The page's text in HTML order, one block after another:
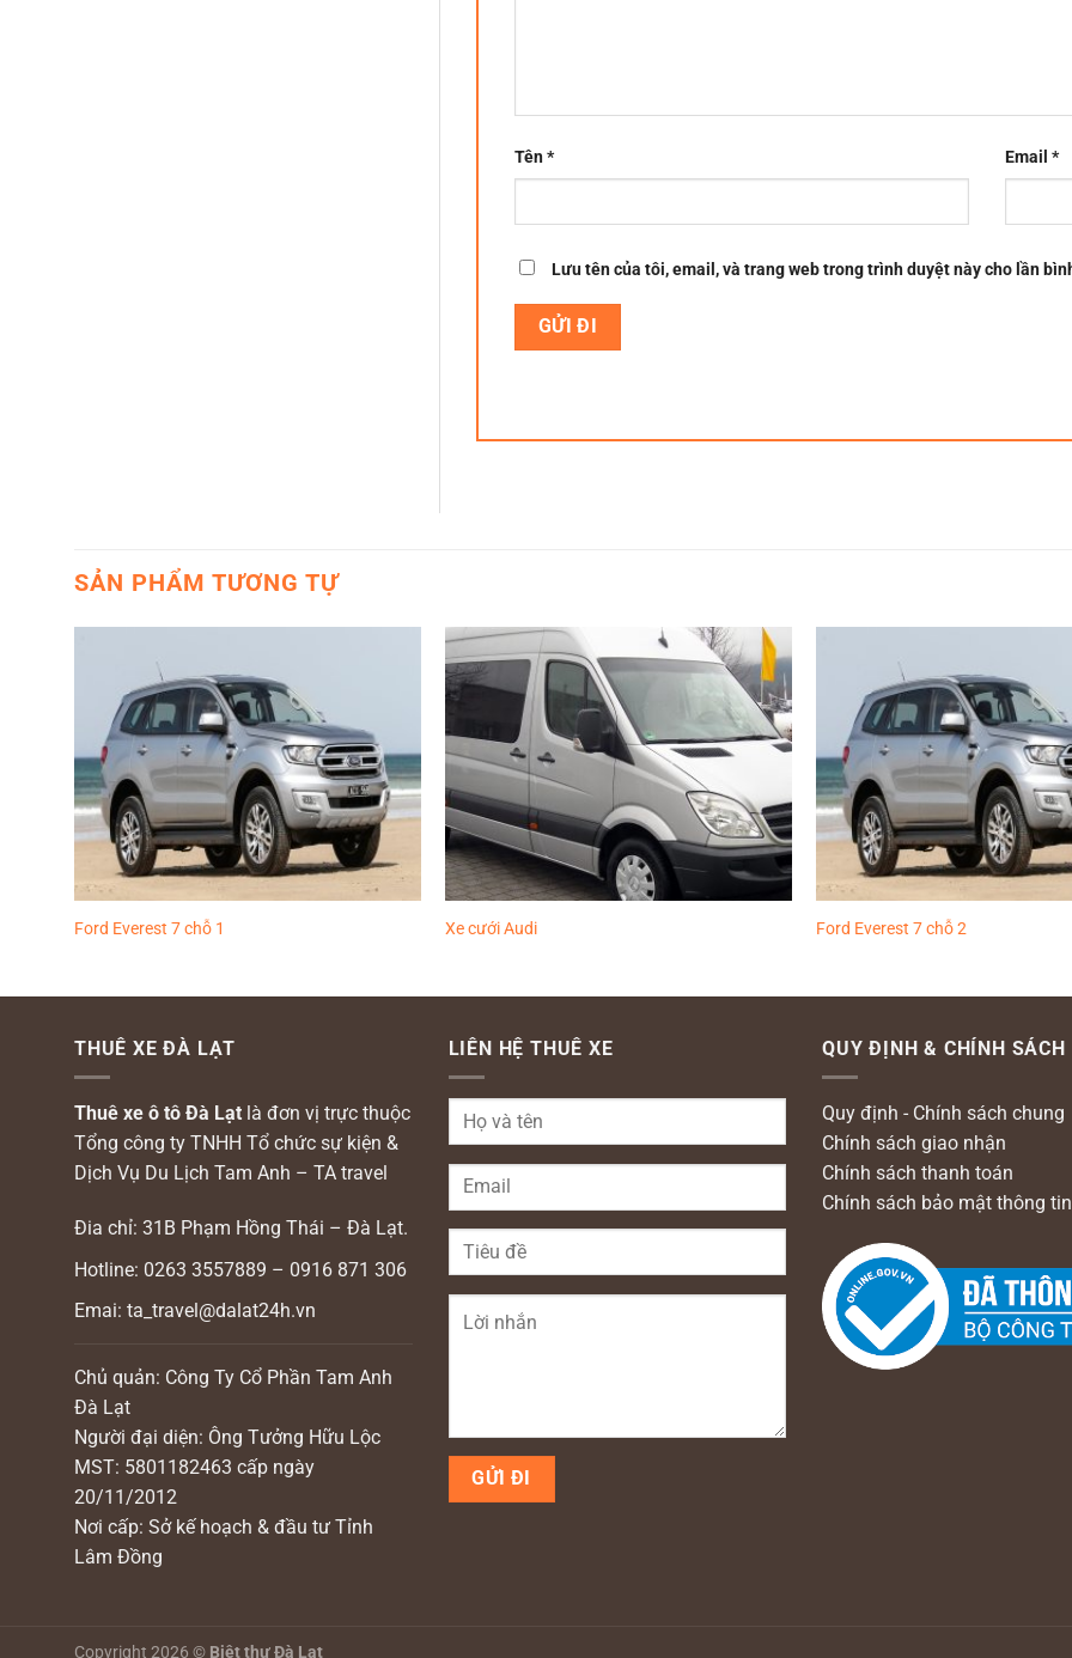
Tên* Email *
Lưu tên của tôi, email, và trang web trong trình duyệt này cho lần
SẢN PHẨM TƯƠNG TỰ
thích
Ford Everest 7 chỗ 1
Thêm
vào
yêu
thích
Xe cưới Audi Ford Everest 7 chỗ 2
THUÊ XE ĐÀ LẠT
Thuê xe ô tô Đà Lạt là đơn vị trực thuộc
Tổng công ty TNHH Tổ chức sự kiện &
Dịch Vụ Du Lịch Tam Anh – TA travel
Đia chỉ: 31B Phạm Hồng Thái – Đà Lạt.
Hotline: 0263 3557889 – 0916 871 306
Emai: ta_travel@dalat24h.vn
Chủ quản: Công Ty Cổ Phần Tam Anh
Đà Lạt
Người đại diện: Ông Tưởng Hữu Lộc
MST: 5801182463 cấp ngày
20/11/2012
Nơi cấp: Sở kế hoạch & đầu tư Tỉnh
Lâm Đồng
LIÊN HỆ THUÊ XE QUY ĐỊNH & CHÍNH SÁCH
Quy định - Chính sách chung
Chính sách giao nhận
Chính sách thanh toán
Chính sách bảo mật thông tin
Copyright 2026 © Biệt thự Đà Lạt